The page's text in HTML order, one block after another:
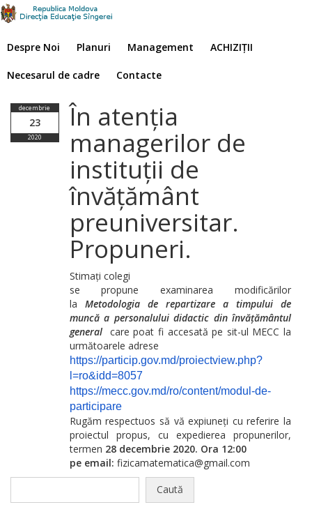
Despre Noi Planuri Management ACHIZIȚII
Necesarul de cadre Contacte
decembrie
23
2020
În atenția
managerilor de
instituții de
învățământ
preuniversitar.
Propuneri.
Stimați colegi
se propune examinarea modificărilor
la Metodologia de repartizare a timpului de
muncă a personalului didactic din învățământul
generalcare poat fi accesată pe sit-ul MECC la
următoarele adrese
https://particip.gov.md/proiectview.php?
l=ro&idd=8057
https://mecc.gov.md/ro/content/modul-de-
participare
Rugăm respectuos să vă expiuneți cu referire la
proiectul propus, cu expedierea propunerilor,
termen 28 decembrie 2020. Ora 12:00
pe email: fizicamatematica@gmail.com